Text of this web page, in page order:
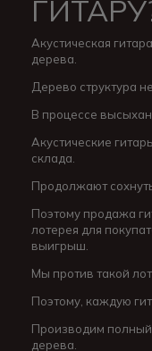
Акустическая
дерева.
Дерево структура
В процессе
Акустические
склада.
Продолжают
Поэтому продажа
лотерея для
выигрыш.
Мы против такой
Поэтому, каждую
Производим
дерева.